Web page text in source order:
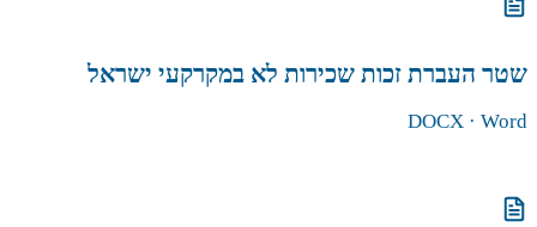
שטר העברת זכות שכירות לא במקרקעי ישראל
DOCX · Word